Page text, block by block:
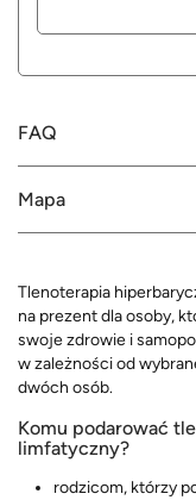
FAQ
Mapa
Tlenoterapia
na prezent dla osoby,
swoje zdrowie i
w zależności od
dwóch osób.
Komu podarować
limfatyczny?
rodzicom, którzy